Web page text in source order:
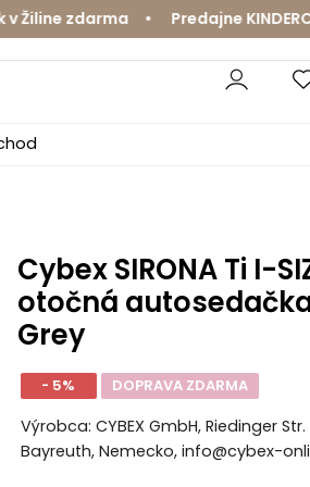
• Predajne
Cybex SIRONA Ti I-
otočná
Grey
- 5% DOPRAVA ZDARMA
Výrobca: CYBEX GmbH, Riedinger
Bayreuth, Nemecko, info@cybex-